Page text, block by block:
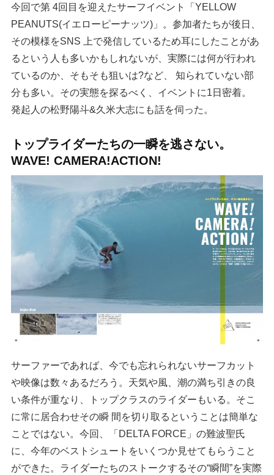
今回で第 4回目を迎えたサーフイベント「YELLOW
PEANUTS(イエローピーナッツ)」。参加者たちが後日、
その模様をSNS 上で発信しているため耳にしたことがあ
るという人も多いかもしれないが、実際には何が行われ
ているのか、そもそも狙いは?など、 知られていない部
分も多い。その実態を探るべく、イベントに1日密着。
発起人の松野陽斗&久米大志にも話を伺った。
トップライダーたちの一瞬を逃さない。
WAVE! CAMERA!ACTION!
サーファーであれば、今でも忘れられないサーフカット
や映像は数々あるだろう。天気や風、潮の満ち引きの良
い条件が重なり、トップクラスのライダーもいる。そこ
に常に居合わせその瞬 間を切り取るということは簡単な
ことではない。今回、「DELTA FORCE」の難波聖氏
に、今年のベストシュートをいくつか見せてもらうこと
ができた。ライダーたちのストークするその“瞬間”を実際